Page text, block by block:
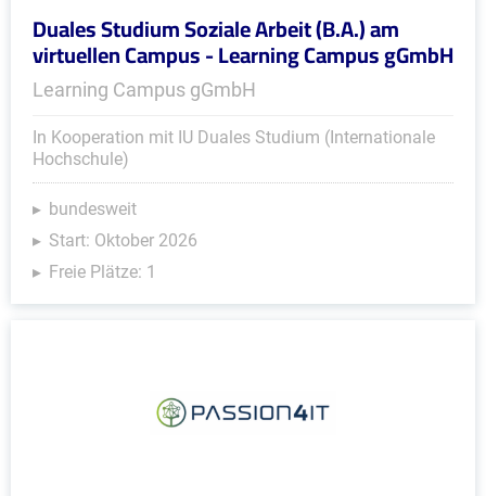
Duales Studium Soziale Arbeit (B.A.) am
virtuellen Campus - Learning Campus gGmbH
Learning Campus gGmbH
In Kooperation mit IU Duales Studium (Internationale
Hochschule)
bundesweit
Start: Oktober 2026
Freie Plätze: 1